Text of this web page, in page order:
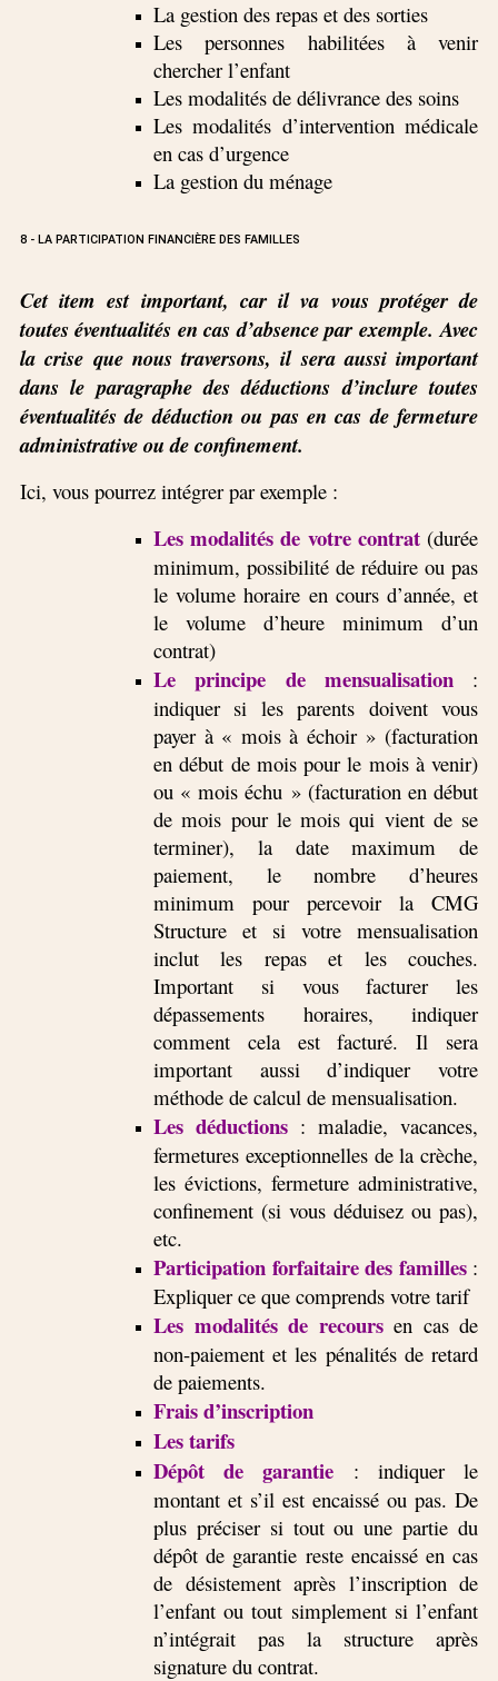
La gestion des repas et des sorties
Les personnes habilitées à venir
chercher l’enfant
Les modalités de délivrance des soins
Les modalités d’intervention médicale
en cas d’urgence
La gestion du ménage
8 - LA PARTICIPATION FINANCIÈRE DES FAMILLES
Cet item est important, car il va vous protéger de
toutes éventualités en cas d’absence par exemple. Avec
la crise que nous traversons, il sera aussi important
dans le paragraphe des déductions d’inclure toutes
éventualités de déduction ou pas en cas de fermeture
administrative ou de confinement.
Ici, vous pourrez intégrer par exemple :
Les modalités de votre contrat(durée
minimum, possibilité de réduire ou pas
le volume horaire en cours d’année, et
le volume d’heure minimum d’un
contrat)
Le principe de mensualisation:
indiquer si les parents doivent vous
payer à « mois à échoir » (facturation
en début de mois pour le mois à venir)
ou « mois échu » (facturation en début
de mois pour le mois qui vient de se
terminer), la date maximum de
paiement, le nombre d’heures
minimum pour percevoir la CMG
Structure et si votre mensualisation
inclut les repas et les couches.
Important si vous facturer les
dépassements horaires, indiquer
comment cela est facturé. Il sera
important aussi d’indiquer votre
méthode de calcul de mensualisation.
Les déductions : maladie, vacances,
fermetures exceptionnelles de la crèche,
les évictions, fermeture administrative,
confinement (si vous déduisez ou pas),
etc.
Participation forfaitaire des familles:
Expliquer ce que comprends votre tarif
Les modalités de recoursen cas de
non-paiement et les pénalités de retard
de paiements.
Frais d’inscription
Les tarifs
Dépôt de garantie : indiquer le
montant et s’il est encaissé ou pas. De
plus préciser si tout ou une partie du
dépôt de garantie reste encaissé en cas
de désistement après l’inscription de
l’enfant ou tout simplement si l’enfant
n’intégrait pas la structure après
signature du contrat.